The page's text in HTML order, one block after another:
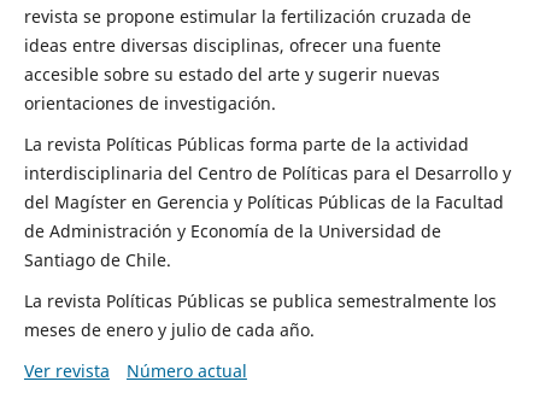
revista se propone estimular la fertilización cruzada de
ideas entre diversas disciplinas, ofrecer una fuente
accesible sobre su estado del arte y sugerir nuevas
orientaciones de investigación.
La revista Políticas Públicas forma parte de la actividad
interdisciplinaria del Centro de Políticas para el Desarrollo y
del Magíster en Gerencia y Políticas Públicas de la Facultad
de Administración y Economía de la Universidad de
Santiago de Chile.
La revista Políticas Públicas se publica semestralmente los
meses de enero y julio de cada año.
Ver revista
Número actual